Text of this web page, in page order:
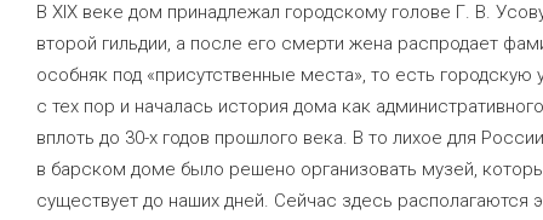
В XIX веке дом принадлежал городскому голове Г. В.
второй гильдии, а после его смерти жена распродает
особняк под «присутственные места», то есть городскую
с тех пор и началась история дома как
вплоть до 30-х годов прошлого века. В то лихое для
в барском доме было решено организовать музей,
существует до наших дней. Сейчас здесь располагаются